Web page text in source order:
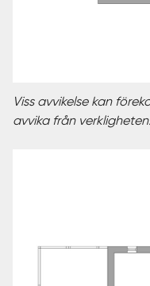
Viss avvikelse kan
avvika från verkligheten.